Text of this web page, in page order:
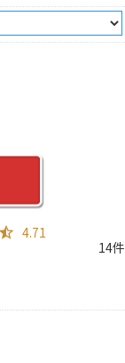
4.71
14